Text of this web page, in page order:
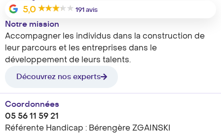
5,0 191 avis
Notre mission
Accompagner les individus dans la construction de
leur parcours et les entreprises dans le
développement de leurs talents.
Découvrez nos experts
Coordonnées
05 56 11 59 21
Référente Handicap : Bérengère ZGAINSKI